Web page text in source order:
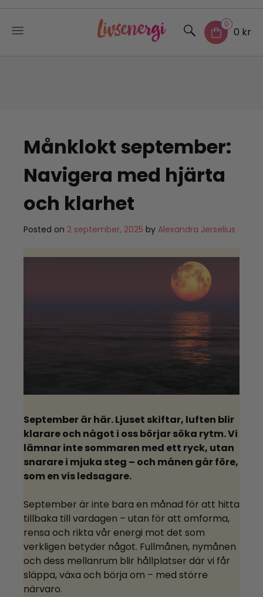
0
0 kr
Månklokt september:
Navigera med hjärta
och klarhet
Posted on 2 september, 2025 by Alexandra Jerselius
September är här. Ljuset skiftar, luften blir
klarare och något i oss börjar söka rytm. Vi
lämnar inte sommaren med ett ryck, utan
snarare i mjuka steg – och månen går före,
som en vis ledsagare.
September är inte bara en månad för att hitta
tillbaka till vardagen – utan för att omforma,
rensa och rikta vår energi mot det som
verkligen betyder något. Fullmånen, nymånen
och dess mellanrum blir hållplatser där vi får
släppa, växa och börja om – med större
närvaro.